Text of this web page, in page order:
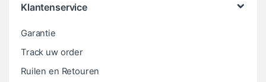
Klantenservice
Garantie
Track uw order
Ruilen en Retouren